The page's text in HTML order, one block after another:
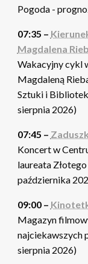
Pogoda -
07:35 –
Magdalena
Wakacyjny cykl
Magdaleną
Sztuki i
sierpnia 2026)
07:45 –
Koncert w
laureata
października
09:00 –
Magazyn
najciekawszych
sierpnia 2026)